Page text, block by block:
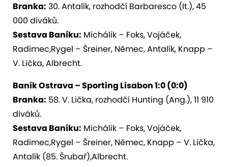
Branka: 30. Antalík, rozhodčí Barbaresco (It.), 45
000 diváků.
Sestava Baníku: Michálik – Foks, Vojáček,
Radimec,Rygel – Šreiner, Němec, Antalík, Knapp –
V. Lička, Albrecht.
Baník Ostrava – Sporting Lisabon 1:0 (0:0)
Branka: 58. V. Lička, rozhodčí Hunting (Ang.), 11 910
diváků.
Sestava Baníku: Michálik – Foks, Vojáček,
Radimec,Rygel – Šreiner, Němec, Knapp – V. Lička,
Antalík (85. Šrubař),Albrecht.